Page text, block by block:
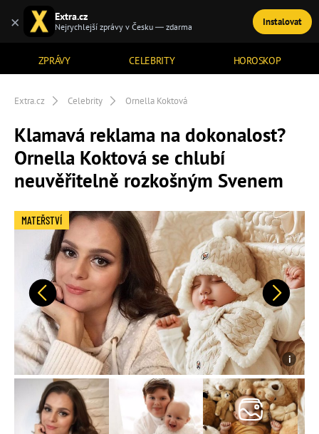
ZPRÁVY CELEBRITY HOROSKOP
TÉMATA
Extra.cz Celebrity Ornella Koktová
Klamavá reklama na dokonalost?
Ornella Koktová se chlubí
neuvěřitelně rozkošným Svenem
Předchozí Další
MATEŘSTVÍ
× Extra.cz
Nejrychlejší zprávy v Česku — zdarma Instalovat